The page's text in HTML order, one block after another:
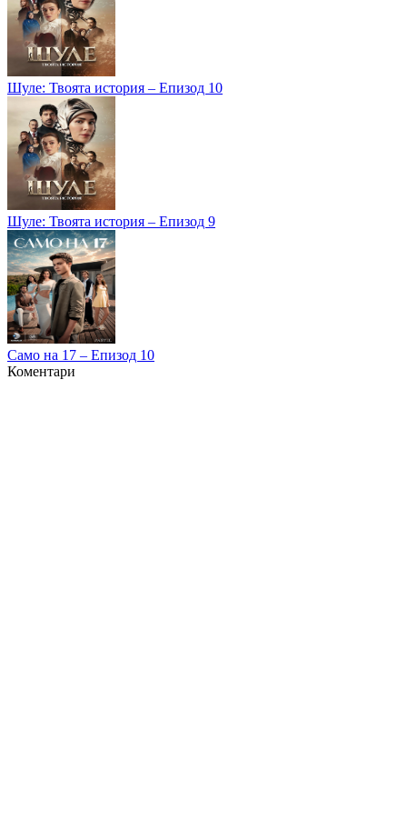
Шуле: Твоята история – Епизод 10
Шуле: Твоята история – Епизод 9
Само на 17 – Епизод 10
Коментари